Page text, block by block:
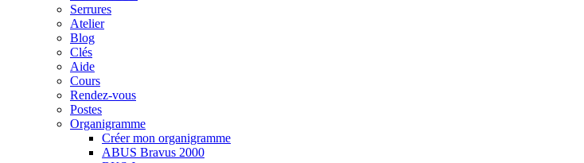
Serrures
Atelier
Blog
Clés
Aide
Cours
Rendez-vous
Postes
Organigramme
Créer mon organigramme
ABUS Bravus 2000